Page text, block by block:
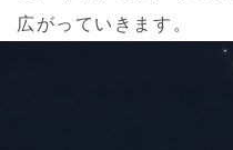
広がっていきます。